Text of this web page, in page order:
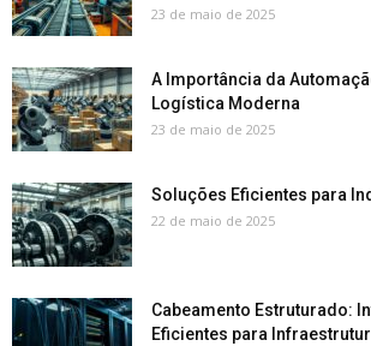
23 de maio de 2025
A Importância da
Logística Moderna
23 de maio de 2025
Soluções Eficientes para
22 de maio de 2025
Cabeamento Estruturado:
Eficientes para